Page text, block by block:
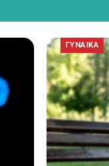
ΓΥΝΑΙΚΑ